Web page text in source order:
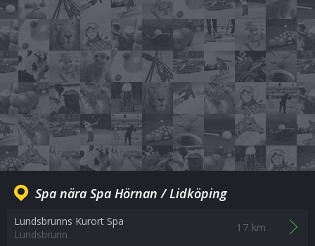
Spa nära Spa Hörnan / Lidköping
Lundsbrunns Kurort Spa
Lundsbrunn
17 km